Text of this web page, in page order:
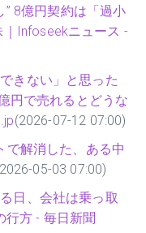
” 8億円契約は「過小
Infoseekニュース -
きない」と思った
円で売れるとどうな
(2026-07-12 07:00)
で解消した、ある中
05-03 07:00)
日、会社は乗っ取
行方 - 毎日新聞